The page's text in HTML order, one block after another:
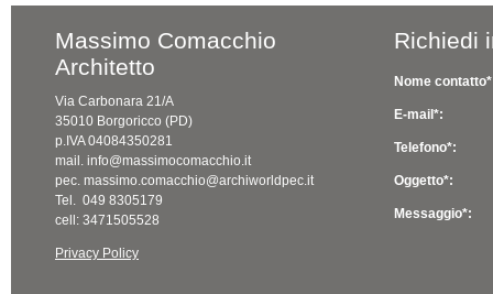
Massimo Comacchio
Architetto
Via Carbonara 21/A
35010 Borgoricco (PD)
p.IVA 04084350281
mail. info@massimocomacchio.it
pec. massimo.comacchio@archiworldpec.it
Tel. 049 8305179
cell: 3471505528
Privacy Policy
Richiedi
Nome
E-mail*:
Telefono*:
Oggetto*:
Messaggio*: